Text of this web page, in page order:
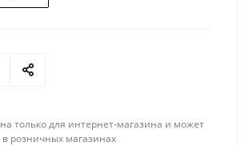
только для интернет-магазина и может
розничных магазинах